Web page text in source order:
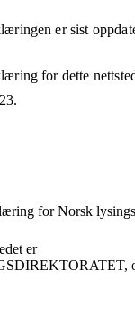
er sist
for dette
.
forNorsk
er